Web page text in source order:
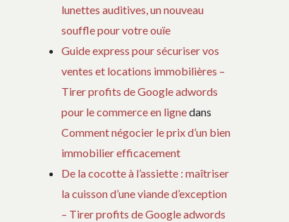
lunettes auditives, un nouveau
souffle pour votre ouïe
Guide express pour sécuriser vos
ventes et locations immobilières –
Tirer profits de Google adwords
pour le commerce en lignedans
Comment négocier le prix d’un bien
immobilier efficacement
De la cocotte à l’assiette : maîtriser
la cuisson d’une viande d’exception
– Tirer profits de Google adwords